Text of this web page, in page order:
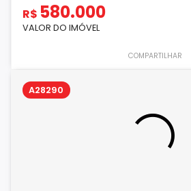
R$ 580.000
VALOR DO IMÓVEL
COMPARTILHAR
A28290